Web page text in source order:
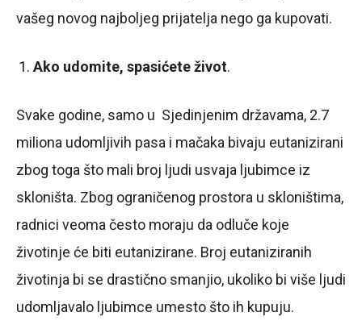
vašeg novog najboljeg prijatelja nego ga kupovati.
Ako udomite, spasićete život.
Svake godine, samo u Sjedinjenim državama, 2.7
miliona udomljivih pasa i mačaka bivaju eutanizirani
zbog toga što mali broj ljudi usvaja ljubimce iz
skloništa. Zbog ograničenog prostora u skloništima,
radnici veoma često moraju da odluče koje
životinje će biti eutanizirane. Broj eutaniziranih
životinja bi se drastično smanjio, ukoliko bi više ljudi
udomljavalo ljubimce umesto što ih kupuju.